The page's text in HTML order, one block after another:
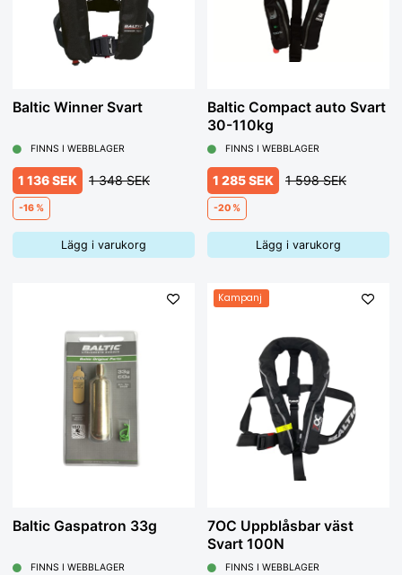
Baltic Winner Svart
FINNS I WEBBLAGER
1 136 SEK 1 348 SEK
-16 %
Lägg i varukorg
Baltic Compact auto Svart
30-110kg
FINNS I WEBBLAGER
1 285 SEK 1 598 SEK
-20 %
Lägg i varukorg
Baltic Gaspatron 33g
FINNS I WEBBLAGER
Kampanj
7OC Uppblåsbar väst
Svart 100N
FINNS I WEBBLAGER